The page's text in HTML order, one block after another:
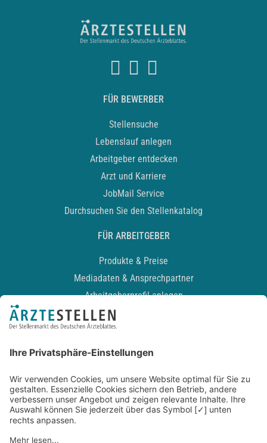
FÜR BEWERBER
Stellensuche
Lebenslauf anlegen
Arbeitgeber entdecken
Arzt und Karriere
JobMail Service
Durchsuchen Sie den Stellenkatalog
FÜR ARBEITGEBER
Produkte & Preise
Mediadaten & Ansprechpartner
Arbeitgeberprofil anlegen
Recruiting-Podcast
Kontakt
Datenschutz
Newsletter